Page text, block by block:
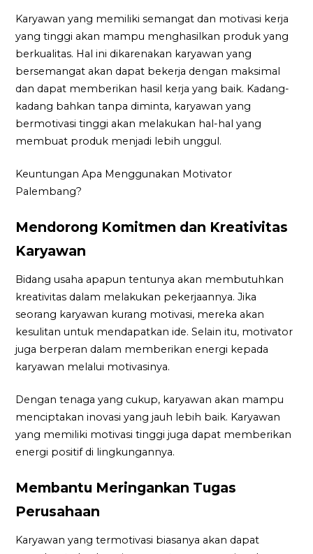
Karyawan yang memiliki semangat dan motivasi kerja
yang tinggi akan mampu menghasilkan produk yang
berkualitas. Hal ini dikarenakan karyawan yang
bersemangat akan dapat bekerja dengan maksimal
dan dapat memberikan hasil kerja yang baik. Kadang-
kadang bahkan tanpa diminta, karyawan yang
bermotivasi tinggi akan melakukan hal-hal yang
membuat produk menjadi lebih unggul.
Keuntungan Apa Menggunakan Motivator
Palembang?
Mendorong Komitmen dan Kreativitas
Karyawan
Bidang usaha apapun tentunya akan membutuhkan
kreativitas dalam melakukan pekerjaannya. Jika
seorang karyawan kurang motivasi, mereka akan
kesulitan untuk mendapatkan ide. Selain itu, motivator
juga berperan dalam memberikan energi kepada
karyawan melalui motivasinya.
Dengan tenaga yang cukup, karyawan akan mampu
menciptakan inovasi yang jauh lebih baik. Karyawan
yang memiliki motivasi tinggi juga dapat memberikan
energi positif di lingkungannya.
Membantu Meringankan Tugas
Perusahaan
Karyawan yang termotivasi biasanya akan dapat